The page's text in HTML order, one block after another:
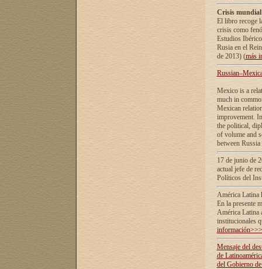
Crisis
El libro recoge
crisis como
Estudios
Rusia en el
de 2013) (más
Mexico is a
much in
Mexican
improvement.
the political,
of volume and
between
17 de junio de
actual jefe de
Políticos del
América Latina
En la presente
América Latina
institucionales
información>>>
Mensaje del
de
del Gobierno